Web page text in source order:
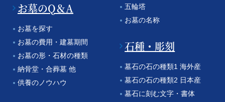
お墓のQ＆A
お墓を探す
お墓の費用・建墓期間
お墓の形・石材の種類
納骨堂・合葬墓 他
供養のノウハウ
五輪塔
お墓の名称
石種・彫刻
墓石の石の種類1 海外産
墓石の石の種類2 日本産
墓石に刻む文字・書体